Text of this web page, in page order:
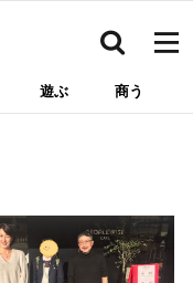
遊ぶ 商う